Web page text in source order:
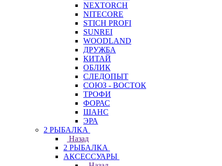
NEXTORCH
NITECORE
STICH PROFI
SUNREI
WOODLAND
ДРУЖБА
КИТАЙ
ОБЛИК
СЛЕДОПЫТ
СОЮЗ - ВОСТОК
ТРОФИ
ФОРАС
ШАНС
ЭРА
2 РЫБАЛКА
Назад
2 РЫБАЛКА
АКСЕССУАРЫ